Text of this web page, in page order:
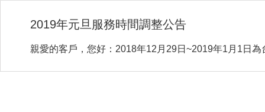
2019年元旦服務時間調整公告
親愛的客戶，您好：2018年12月29日~2019年1月1日